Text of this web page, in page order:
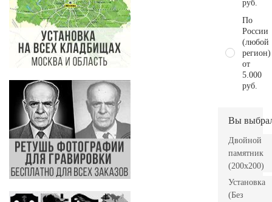
руб.
По
России
(любой
регион)
от
5.000
руб.
Вы
Двойной
памятник
(200x200)
Установка
(Без